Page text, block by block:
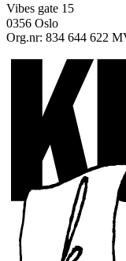
Vibes gate 15
0356 Oslo
Org.nr: 834 644 622